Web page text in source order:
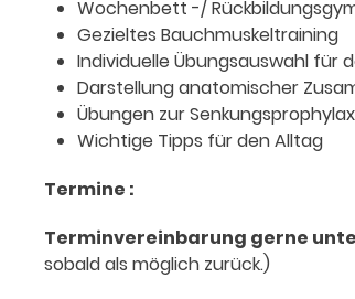
Wochenbett -/
Gezieltes Bauchmuskeltraining
Individuelle Übungsauswahl für
Darstellung anatomischer
Übungen zur
Wichtige Tipps für den Alltag
Termine :
Terminvereinbarung gerne
sobald als möglich zurück.)